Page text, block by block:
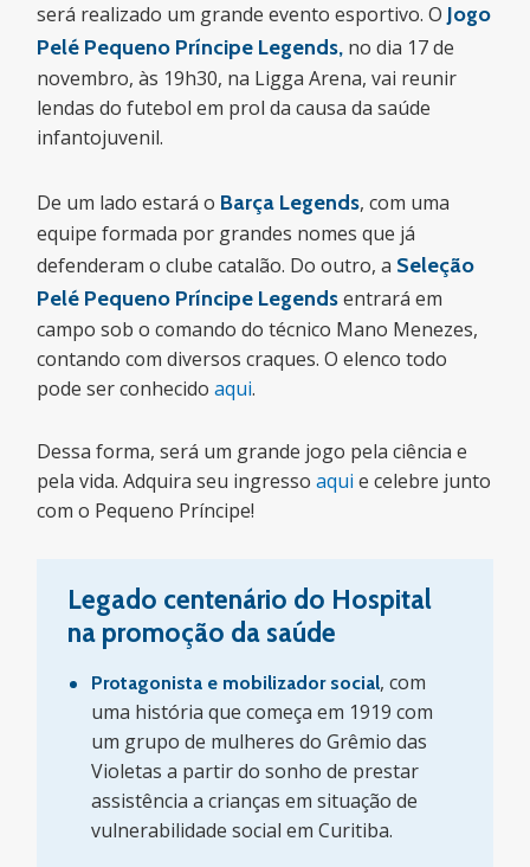
será realizado um grande evento esportivo. O Jogo
Pelé Pequeno Príncipe Legends, no dia 17 de
novembro, às 19h30, na Ligga Arena, vai reunir
lendas do futebol em prol da causa da saúde
infantojuvenil.
De um lado estará o Barça Legends, com uma
equipe formada por grandes nomes que já
defenderam o clube catalão. Do outro, a Seleção
Pelé Pequeno Príncipe Legendsentrará em
campo sob o comando do técnico Mano Menezes,
contando com diversos craques. O elenco todo
pode ser conhecidoaqui.
Dessa forma, será um grande jogo pela ciência e
pela vida. Adquira seu ingressoaqui e celebre junto
com o Pequeno Príncipe!
Legado centenário do Hospital
na promoção da saúde
Protagonista e mobilizador social, com
uma história que começa em 1919 com
um grupo de mulheres do Grêmio das
Violetas a partir do sonho de prestar
assistência a crianças em situação de
vulnerabilidade social em Curitiba.